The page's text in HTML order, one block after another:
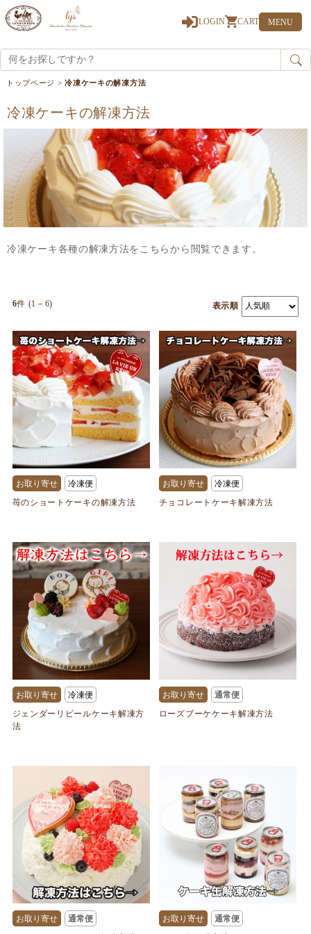
LOGIN CART
MENU
トップページ >冷凍ケーキの解凍方法
冷凍ケーキの解凍方法
冷凍ケーキ各種の解凍方法をこちらから閲覧できます。
6件 (1－6) 表示順
お取り寄せ
冷凍便
苺のショートケーキの解凍方法
お取り寄せ
冷凍便
チョコレートケーキ解凍方法
お取り寄せ
冷凍便
ジェンダーリビールケーキ解凍方
法
お取り寄せ
通常便
ローズブーケケーキ解凍方法
お取り寄せ
通常便
お取り寄せ
通常便